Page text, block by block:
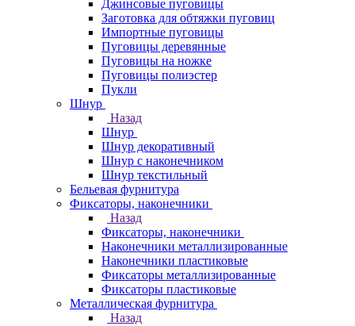
Джинсовые пуговицы
Заготовка для обтяжки пуговиц
Импортные пуговицы
Пуговицы деревянные
Пуговицы на ножке
Пуговицы полиэстер
Пукли
Шнур
Назад
Шнур
Шнур декоративный
Шнур с наконечником
Шнур текстильный
Бельевая фурнитура
Фиксаторы, наконечники
Назад
Фиксаторы, наконечники
Наконечники металлизированные
Наконечники пластиковые
Фиксаторы металлизированные
Фиксаторы пластиковые
Металлическая фурнитура
Назад